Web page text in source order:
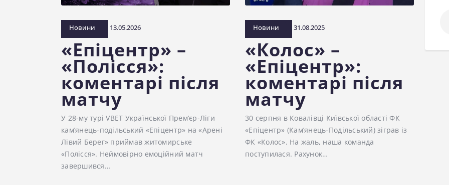
Новини 13.05.2026
«Епіцентр» –
«Полісся»:
коментарі після
матчу
У 28-му турі VBET Української Прем’єр-Ліги
кам’янець-подільський «Епіцентр» на «Арені
Лівий Берег» приймав житомирське
«Полісся». Неймовірно емоційний матч
завершився…
Новини 31.08.2025
«Колос» –
«Епіцентр»:
коментарі після
матчу
30 серпня в Ковалівці Київської області ФК
«Епіцентр» (Кам’янець-Подільський) зіграв із
ФК «Колос». На жаль, наша команда
поступилася. Рахунок…